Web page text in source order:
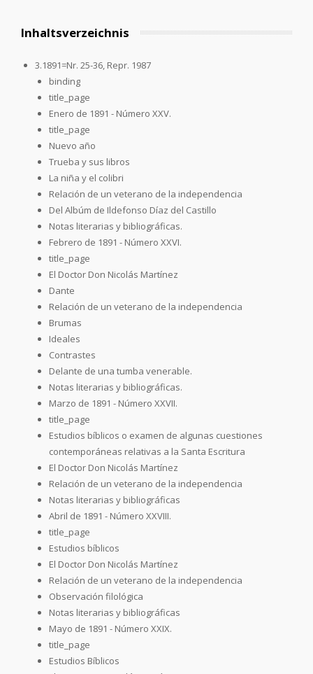
Inhaltsverzeichnis
3.1891=Nr. 25-36, Repr. 1987
binding
title_page
Enero de 1891 - Número XXV.
title_page
Nuevo año
Trueba y sus libros
La niña y el colibri
Relación de un veterano de la independencia
Del Albúm de Ildefonso Díaz del Castillo
Notas literarias y bibliográficas.
Febrero de 1891 - Número XXVI.
title_page
El Doctor Don Nicolás Martínez
Dante
Relación de un veterano de la independencia
Brumas
Ideales
Contrastes
Delante de una tumba venerable.
Notas literarias y bibliográficas.
Marzo de 1891 - Número XXVII.
title_page
Estudios bíblicos o examen de algunas cuestiones
contemporáneas relativas a la Santa Escritura
El Doctor Don Nicolás Martínez
Relación de un veterano de la independencia
Notas literarias y bibliográficas
Abril de 1891 - Número XXVIII.
title_page
Estudios bíblicos
El Doctor Don Nicolás Martínez
Relación de un veterano de la independencia
Observación filológica
Notas literarias y bibliográficas
Mayo de 1891 - Número XXIX.
title_page
Estudios Bíblicos